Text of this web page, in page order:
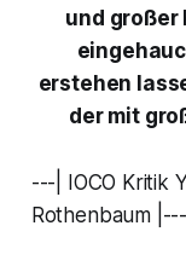
und großer
erstehen
der mit
---| IOCO Kritik
Rothenbaum |---